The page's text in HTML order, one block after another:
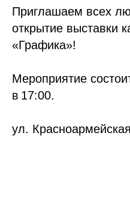
Приглашаем всех
открытие выставки
«Графика»!
Мероприятие
в 17:00.
ул.